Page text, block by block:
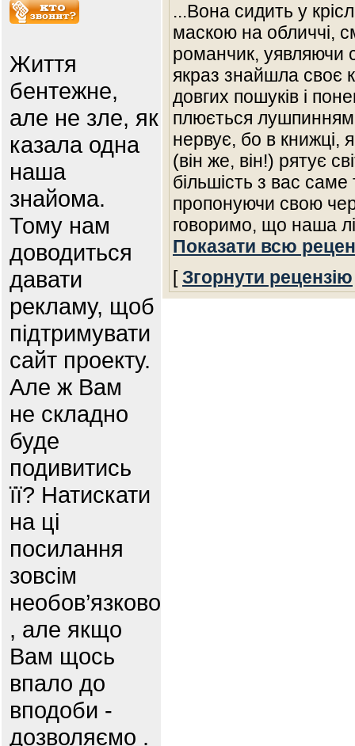
Життя
бентежне,
але не зле, як
казала одна
наша
знайома.
Тому нам
доводиться
давати
рекламу, щоб
підтримувати
сайт проекту.
Але ж Вам
не складно
буде
подивитись
її? Натискати
на ці
посилання
зовсім
необов’язково
, але якщо
Вам щось
впало до
вподоби -
дозволяємо .
...Вона сидить у
маскою на обличчі,
романчик, уявляючи
якраз знайшла своє
довгих пошуків і
плюється лушпинням
нервує, бо в книжці,
(він же, він!) рятує
більшість з вас саме
пропонуючи свою
говоримо, що наша
Показати всю
[Згорнути рецензію